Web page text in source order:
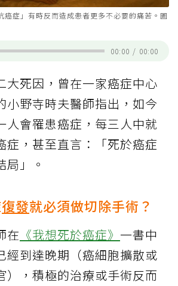
癌症」有時反而造成患者更多不必要的痛苦。圖
00:00 / 00:00
大死因，曾在一家癌症中心
小野寺時夫醫師指出，如今
人會罹患癌症，每三人中就
症，甚至直言：「死於癌症
局」。
復發就必須做切除手術？
在 《我想死於癌症》 一書中
經到達晚期（癌細胞擴散或
），積極的治療或手術反而